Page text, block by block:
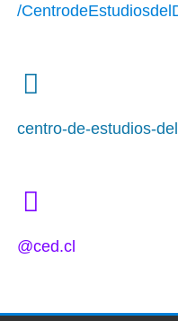
/
centro-de-estudios-
@ced.cl